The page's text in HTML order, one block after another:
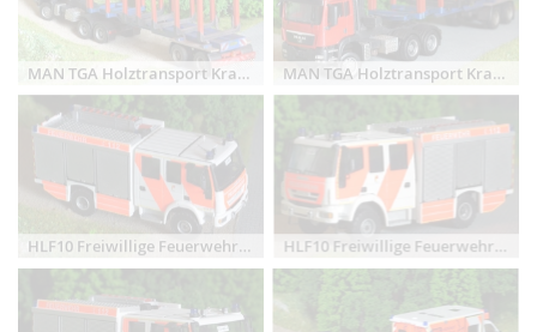
MAN TGA Holztransport Kran Langholz Kurzholz MAN TGA Holztransport Kran Langholz Kurzholz
HLF10 Freiwillige Feuerwehr Oldenburg Eversten HLF10 Freiwillige Feuerwehr Oldenburg Eversten